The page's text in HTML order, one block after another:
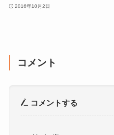
2016年10月2日
コメント
コメントする